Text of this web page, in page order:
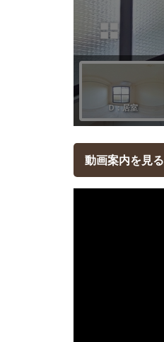
動画案内を見る